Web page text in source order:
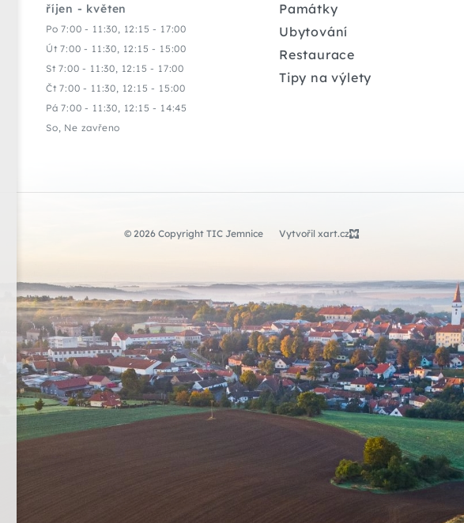
říjen - květen
Po 7:00 - 11:30, 12:15 - 17:00
Út 7:00 - 11:30, 12:15 - 15:00
St 7:00 - 11:30, 12:15 - 17:00
Čt 7:00 - 11:30, 12:15 - 15:00
Pá 7:00 - 11:30, 12:15 - 14:45
So, Ne zavřeno
Památky
Ubytování
Restaurace
Tipy na výlety
© 2026 Copyright TIC Jemnice Vytvořil xart.cz